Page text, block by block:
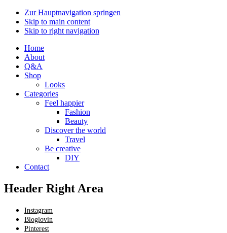
Zur Hauptnavigation springen
Skip to main content
Skip to right navigation
Home
About
Q&A
Shop
Looks
Categories
Feel happier
Fashion
Beauty
Discover the world
Travel
Be creative
DIY
Contact
Header Right Area
Instagram
Bloglovin
Pinterest